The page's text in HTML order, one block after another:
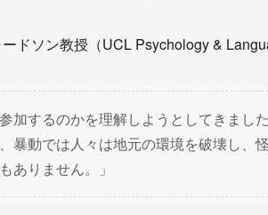
ドソン教授（UCL Psychology &
加するのかを理解しようとしてきまし
暴動では人々は地元の環境を破壊し、
ありません。」